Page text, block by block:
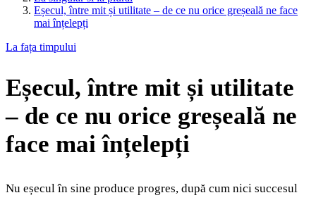
Eșecul, între mit și utilitate – de ce nu orice greșeală ne face
mai înțelepți
La fața timpului
Eșecul, între mit și utilitate
– de ce nu orice greșeală ne
face mai înțelepți
Nu eșecul în sine produce progres, după cum nici succesul